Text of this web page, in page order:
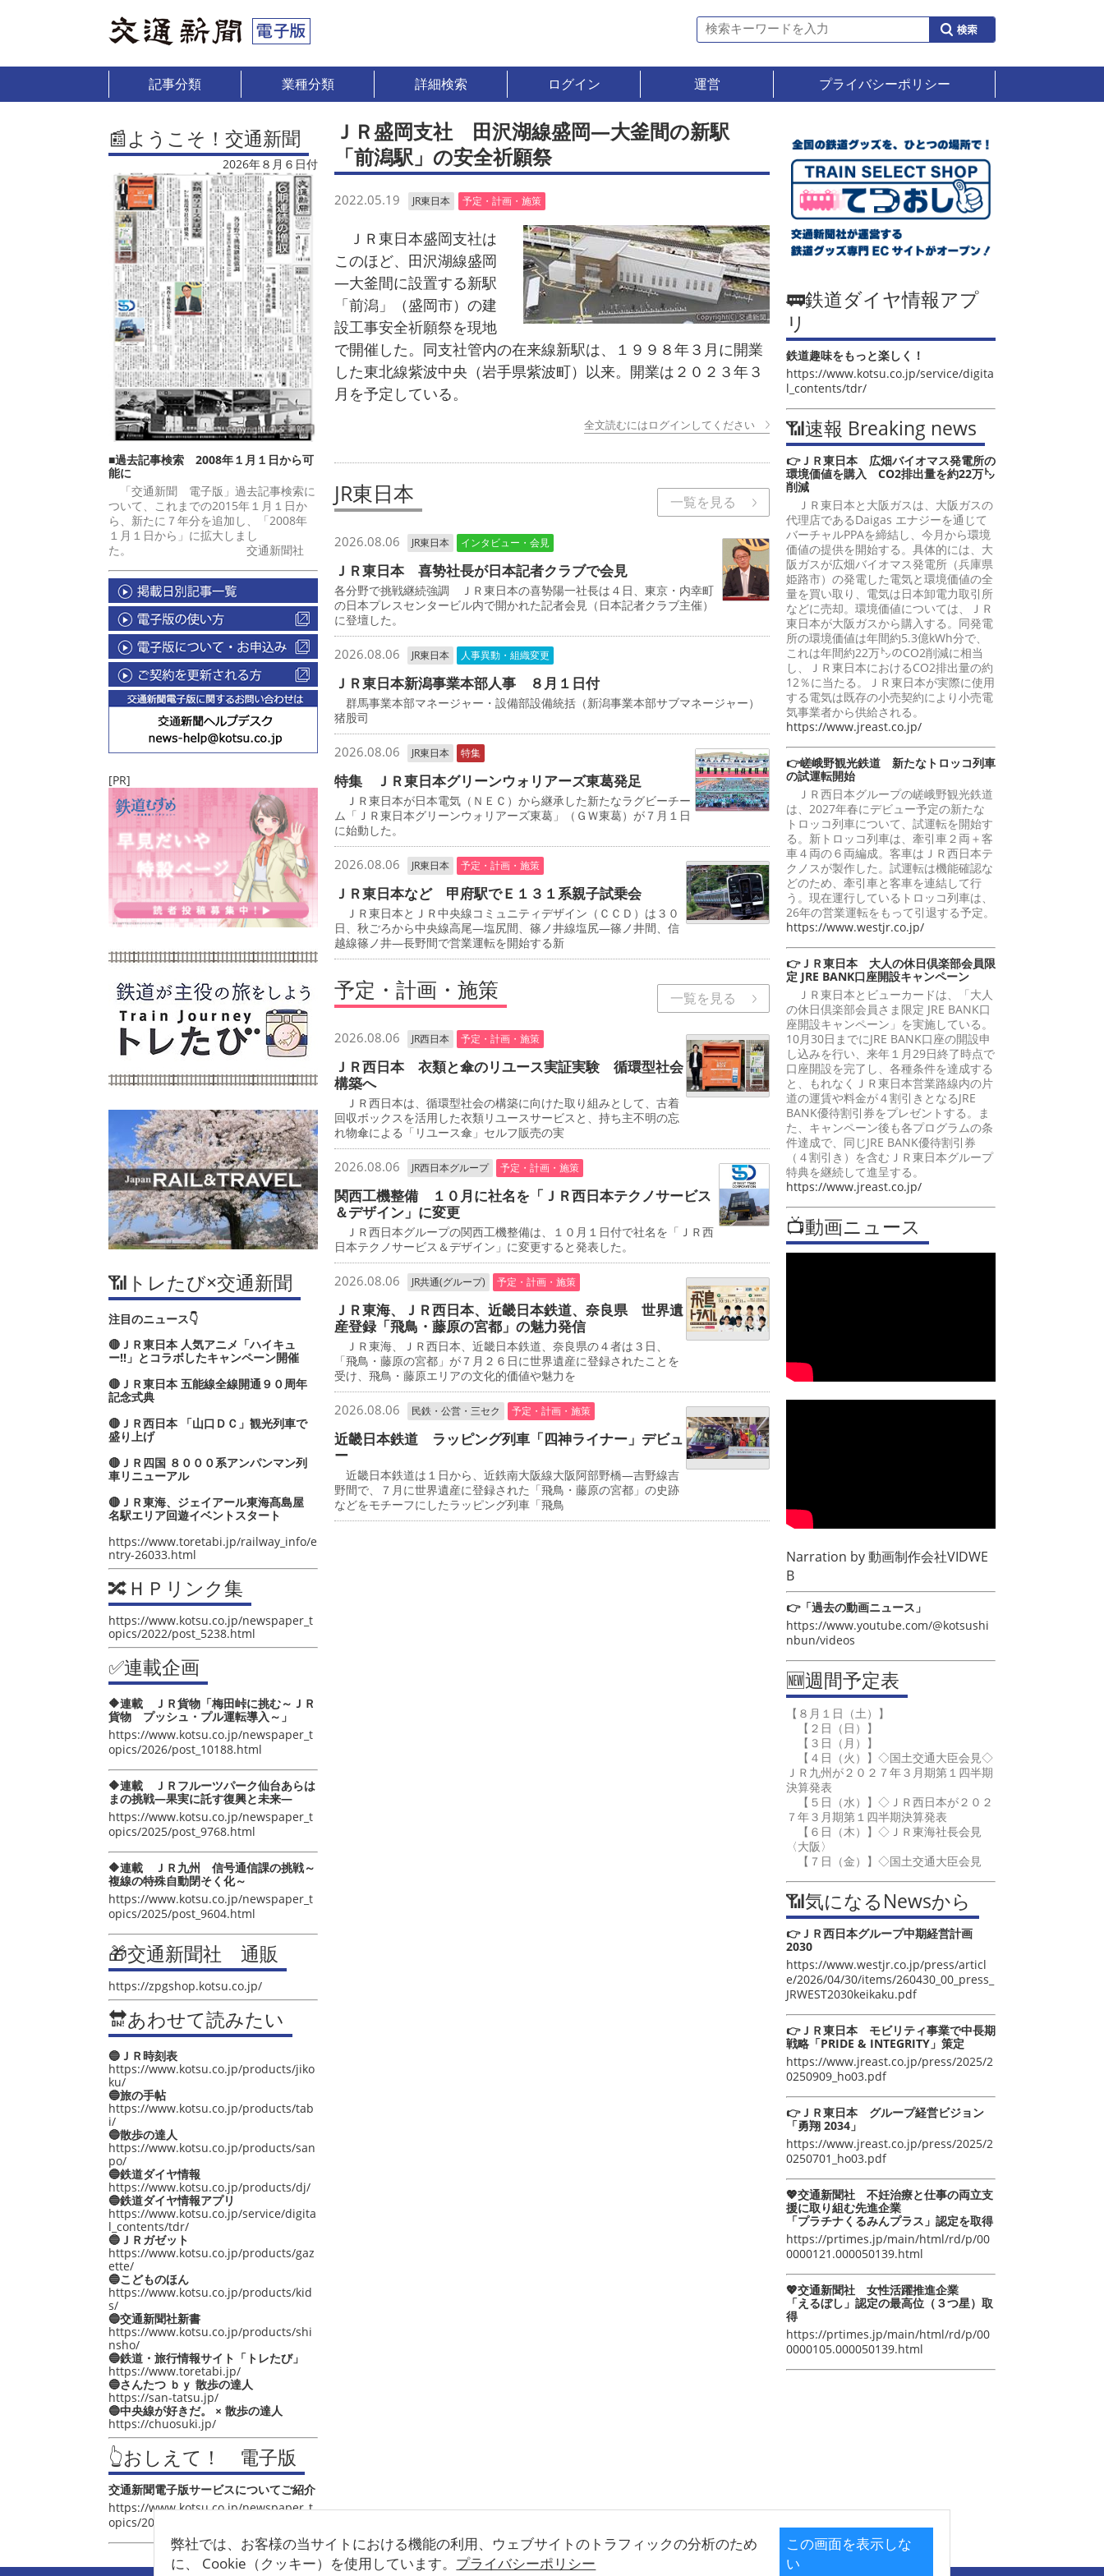
記事分類 業種分類 詳細検索 ログイン 運営 プライバシーポリシー
弊社では、お客様の当サイトにおける機能の利用、ウェブサイトのトラフィックの分析のため
に、 Cookie（クッキー）を使用しています。 プライバシーポリシー
この画面を表示しな
い
📰ようこそ！交通新聞
2026年８月６日付
■過去記事検索 2008年１月１日から可
能に
「交通新聞 電子版」過去記事検索に
ついて、これまでの2015年１月１日か
ら、新たに７年分を追加し、「2008年
１月１日から」に拡大しまし
た。 交通新聞社
[PR]
📶トレたび×交通新聞
注目のニュース👇
🔴ＪＲ東日本 人気アニメ「ハイキュ
ー‼」とコラボしたキャンペーン開催
🔴ＪＲ東日本 五能線全線開通９０周年
記念式典
🔴ＪＲ西日本 「山口ＤＣ」観光列車で
盛り上げ
🔴ＪＲ四国 ８０００系アンパンマン列
車リニューアル
🔴ＪＲ東海、ジェイアール東海髙島屋
名駅エリア回遊イベントスタート
https://www.toretabi.jp/railway_info/e
ntry-26033.html
🔀ＨＰリンク集
https://www.kotsu.co.jp/newspaper_t
opics/2022/post_5238.html
✅連載企画
🔶連載 ＪＲ貨物「梅田峠に挑む～ＪＲ
貨物 プッシュ・プル運転導入～」
https://www.kotsu.co.jp/newspaper_t
opics/2026/post_10188.html
🔶連載 ＪＲフルーツパーク仙台あらは
まの挑戦―果実に託す復興と未来―
https://www.kotsu.co.jp/newspaper_t
opics/2025/post_9768.html
🔶連載 ＪＲ九州 信号通信課の挑戦～
複線の特殊自動閉そく化～
https://www.kotsu.co.jp/newspaper_t
opics/2025/post_9604.html
🎁交通新聞社 通販
https://zpgshop.kotsu.co.jp/
🔛あわせて読みたい
🔵ＪＲ時刻表
https://www.kotsu.co.jp/products/jiko
ku/
🔵旅の手帖
https://www.kotsu.co.jp/products/tab
i/
🔵散歩の達人
https://www.kotsu.co.jp/products/san
po/
🔵鉄道ダイヤ情報
https://www.kotsu.co.jp/products/dj/
🔵鉄道ダイヤ情報アプリ
https://www.kotsu.co.jp/service/digita
l_contents/tdr/
🔵ＪＲガゼット
https://www.kotsu.co.jp/products/gaz
ette/
🔵こどものほん
https://www.kotsu.co.jp/products/kid
s/
🔵交通新聞社新書
https://www.kotsu.co.jp/products/shi
nsho/
🔵鉄道・旅行情報サイト「トレたび」
https://www.toretabi.jp/
🔵さんたつ ｂｙ 散歩の達人
https://san-tatsu.jp/
🔵中央線が好きだ。 × 散歩の達人
https://chuosuki.jp/
👆おしえて！ 電子版
交通新聞電子版サービスについてご紹介
https://www.kotsu.co.jp/newspaper_t
opics/2021/post_4048.html
ＪＲ盛岡支社 田沢湖線盛岡―大釜間の新駅
「前潟駅」の安全祈願祭
2022.05.19 JR東日本 予定・計画・施策
ＪＲ東日本盛岡支社は
このほど、田沢湖線盛岡
―大釜間に設置する新駅
「前潟」（盛岡市）の建
設工事安全祈願祭を現地
で開催した。同支社管内の在来線新駅は、１９９８年３月に開業
した東北線紫波中央（岩手県紫波町）以来。開業は２０２３年３
月を予定している。
全文読むにはログインしてください
JR東日本 一覧を見る
2026.08.06 JR東日本 インタビュー・会見
ＪＲ東日本 喜㔟社長が日本記者クラブで会見
各分野で挑戦継続強調 ＪＲ東日本の喜㔟陽一社長は４日、東京・内幸町
の日本プレスセンタービル内で開かれた記者会見（日本記者クラブ主催）
に登壇した。
2026.08.06 JR東日本 人事異動・組織変更
ＪＲ東日本新潟事業本部人事 ８月１日付
群馬事業本部マネージャー・設備部設備統括（新潟事業本部サブマネージャー）
猪股司
2026.08.06 JR東日本 特集
特集 ＪＲ東日本グリーンウォリアーズ東葛発足
ＪＲ東日本が日本電気（ＮＥＣ）から継承した新たなラグビーチー
ム「ＪＲ東日本グリーンウォリアーズ東葛」（ＧＷ東葛）が７月１日
に始動した。
2026.08.06 JR東日本 予定・計画・施策
ＪＲ東日本など 甲府駅でＥ１３１系親子試乗会
ＪＲ東日本とＪＲ中央線コミュニティデザイン（ＣＣＤ）は３０
日、秋ごろから中央線高尾―塩尻間、篠ノ井線塩尻―篠ノ井間、信
越線篠ノ井―長野間で営業運転を開始する新
予定・計画・施策 一覧を見る
2026.08.06 JR西日本 予定・計画・施策
ＪＲ西日本 衣類と傘のリユース実証実験 循環型社会
構築へ
ＪＲ西日本は、循環型社会の構築に向けた取り組みとして、古着
回収ボックスを活用した衣類リユースサービスと、持ち主不明の忘
れ物傘による「リユース傘」セルフ販売の実
2026.08.06 JR西日本グループ 予定・計画・施策
関西工機整備 １０月に社名を「ＪＲ西日本テクノサービス
＆デザイン」に変更
ＪＲ西日本グループの関西工機整備は、１０月１日付で社名を「ＪＲ西
日本テクノサービス＆デザイン」に変更すると発表した。
2026.08.06 JR共通(グループ) 予定・計画・施策
ＪＲ東海、ＪＲ西日本、近畿日本鉄道、奈良県 世界遺
産登録「飛鳥・藤原の宮都」の魅力発信
ＪＲ東海、ＪＲ西日本、近畿日本鉄道、奈良県の４者は３日、
「飛鳥・藤原の宮都」が７月２６日に世界遺産に登録されたことを
受け、飛鳥・藤原エリアの文化的価値や魅力を
2026.08.06 民鉄・公営・三セク 予定・計画・施策
近畿日本鉄道 ラッピング列車「四神ライナー」デビュ
ー
近畿日本鉄道は１日から、近鉄南大阪線大阪阿部野橋―吉野線吉
野間で、７月に世界遺産に登録された「飛鳥・藤原の宮都」の史跡
などをモチーフにしたラッピング列車「飛鳥
🚃鉄道ダイヤ情報アプ
リ
鉄道趣味をもっと楽しく！
https://www.kotsu.co.jp/service/digita
l_contents/tdr/
📶速報 Breaking news
👉ＪＲ東日本 広畑バイオマス発電所の
環境価値を購入 CO2排出量を約22万㌧
削減
ＪＲ東日本と大阪ガスは、大阪ガスの
代理店であるDaigas エナジーを通じて
バーチャルPPAを締結し、今月から環境
価値の提供を開始する。具体的には、大
阪ガスが広畑バイオマス発電所（兵庫県
姫路市）の発電した電気と環境価値の全
量を買い取り、電気は日本卸電力取引所
などに売却。環境価値については、ＪＲ
東日本が大阪ガスから購入する。同発電
所の環境価値は年間約5.3億kWh分で、
これは年間約22万㌧のCO2削減に相当
し、ＪＲ東日本におけるCO2排出量の約
12％に当たる。ＪＲ東日本が実際に使用
する電気は既存の小売契約により小売電
気事業者から供給される。
https://www.jreast.co.jp/
👉嵯峨野観光鉄道 新たなトロッコ列車
の試運転開始
ＪＲ西日本グループの嵯峨野観光鉄道
は、2027年春にデビュー予定の新たな
トロッコ列車について、試運転を開始す
る。新トロッコ列車は、牽引車２両＋客
車４両の６両編成。客車はＪＲ西日本テ
クノスが製作した。試運転は機能確認な
どのため、牽引車と客車を連結して行
う。現在運行しているトロッコ列車は、
26年の営業運転をもって引退する予定。
https://www.westjr.co.jp/
👉ＪＲ東日本 大人の休日倶楽部会員限
定 JRE BANK口座開設キャンペーン
ＪＲ東日本とビューカードは、「大人
の休日倶楽部会員さま限定 JRE BANK口
座開設キャンペーン」を実施している。
10月30日までにJRE BANK口座の開設申
し込みを行い、来年１月29日終了時点で
口座開設を完了し、各種条件を達成する
と、もれなくＪＲ東日本営業路線内の片
道の運賃や料金が４割引きとなるJRE
BANK優待割引券をプレゼントする。ま
た、キャンペーン後も各プログラムの条
件達成で、同じJRE BANK優待割引券
（４割引き）を含むＪＲ東日本グループ
特典を継続して進呈する。
https://www.jreast.co.jp/
📺動画ニュース
Narration by動画制作会社VIDWE
B
👉「過去の動画ニュース」
https://www.youtube.com/@kotsushi
nbun/videos
🆕週間予定表
【８月１日（土）】
【２日（日）】
【３日（月）】
【４日（火）】◇国土交通大臣会見◇
ＪＲ九州が２０２７年３月期第１四半期
決算発表
【５日（水）】◇ＪＲ西日本が２０２
７年３月期第１四半期決算発表
【６日（木）】◇ＪＲ東海社長会見
〈大阪〉
【７日（金）】◇国土交通大臣会見
📶気になるNewsから
👉ＪＲ西日本グループ中期経営計画
2030
https://www.westjr.co.jp/press/articl
e/2026/04/30/items/260430_00_press_
JRWEST2030keikaku.pdf
👉ＪＲ東日本 モビリティ事業で中長期
戦略「PRIDE & INTEGRITY」策定
https://www.jreast.co.jp/press/2025/2
0250909_ho03.pdf
👉ＪＲ東日本 グループ経営ビジョン
「勇翔 2034」
https://www.jreast.co.jp/press/2025/2
0250701_ho03.pdf
💖交通新聞社 不妊治療と仕事の両立支
援に取り組む先進企業
「プラチナくるみんプラス」認定を取得
https://prtimes.jp/main/html/rd/p/00
0000121.000050139.html
💖交通新聞社 女性活躍推進企業
「えるぼし」認定の最高位（３つ星）取
得
https://prtimes.jp/main/html/rd/p/00
0000105.000050139.html